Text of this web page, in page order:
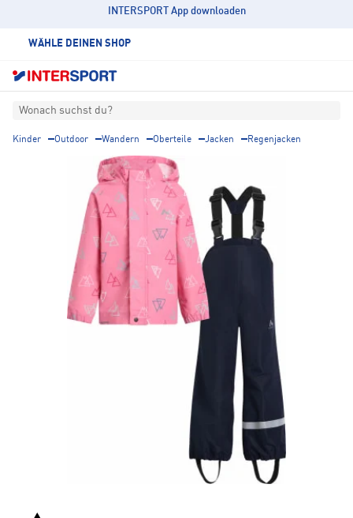
INTERSPORT App downloaden
WÄHLE DEINEN SHOP
Wonach suchst du?
Kinder Outdoor Wandern Oberteile Jacken Regenjacken